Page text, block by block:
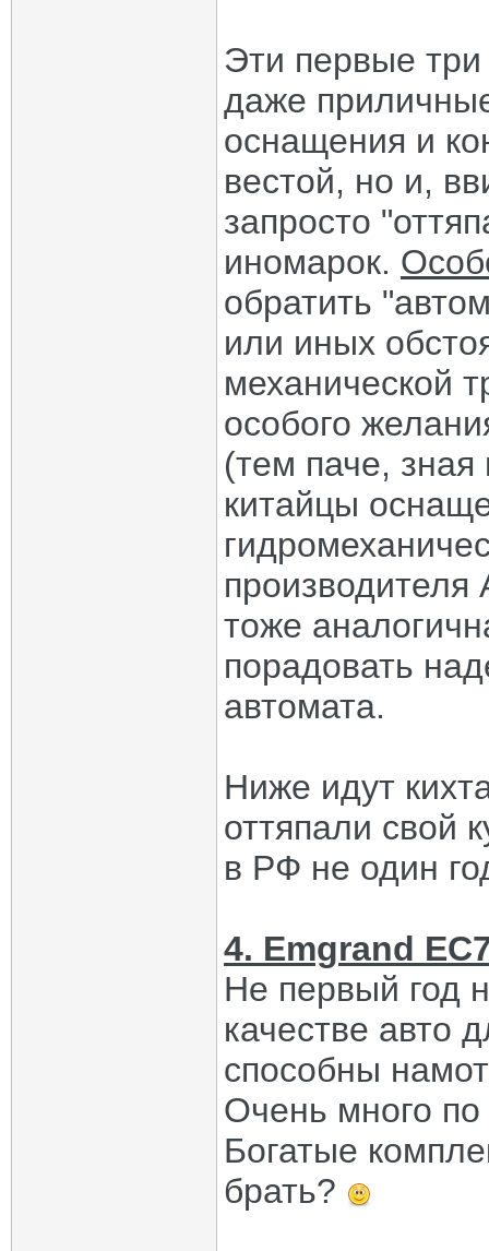
Эти первые три
даже
оснащения и
вестой, но и,
запросто
иномарок.
обратить
или иных
механической
особого
(тем паче,
китайцы
тоже
порадовать
автомата.
Ниже идут
оттяпали свой
в РФ не один
4. Emgrand
Не первый год
качестве авто
способны
Очень много по
Богатые
брать?